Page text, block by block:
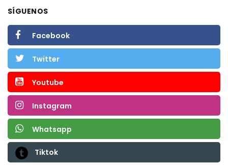
SÍGUENOS
Facebook
Twitter
Youtube
Instagram
Whatsapp
Tiktok